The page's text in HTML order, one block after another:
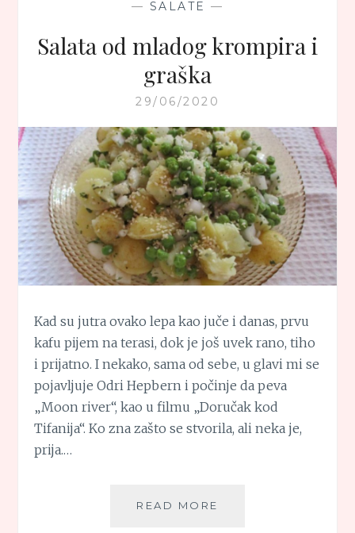
— SALATE —
Salata od mladog krompira i
graška
29/06/2020
Kad su jutra ovako lepa kao juče i danas, prvu
kafu pijem na terasi, dok je još uvek rano, tiho
i prijatno. I nekako, sama od sebe, u glavi mi se
pojavljuje Odri Hepbern i počinje da peva
„Moon river“, kao u filmu „Doručak kod
Tifanija“. Ko zna zašto se stvorila, ali neka je,
prija.…
READ MORE